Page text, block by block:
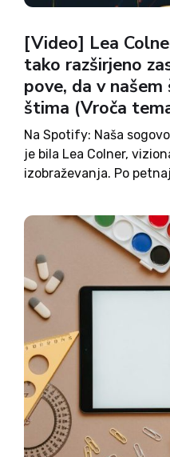
[Video] Lea
tako razširjeno
pove, da v
štima (Vroča
Na Spotify: Naša
je bila Lea Colner,
izobraževanja. Po
zamenjala za
kot ena najuspešnejših